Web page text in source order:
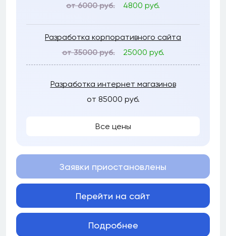
от 6000 руб.
4800 руб.
Разработка корпоративного сайта
от 35000 руб.
25000 руб.
Разработка интернет магазинов
от 85000 руб.
Все цены
Заявки приостановлены
Перейти на сайт
Подробнее